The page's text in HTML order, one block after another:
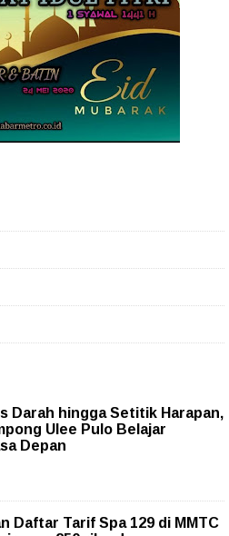
Darah hingga Setitik Harapan,
Ulee Pulo Belajar
Depan
Daftar Tarif Spa 129 di MMTC